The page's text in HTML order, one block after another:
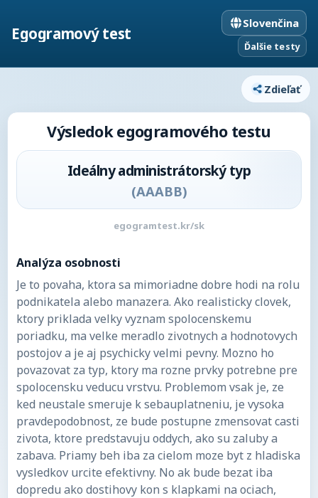
Egogramový test
Slovenčina
Ďalšie testy
Zdieľať
Výsledok egogramového testu
Ideálny administrátorský typ
(AAABB)
egogramtest.kr/sk
Analýza osobnosti
Je to povaha, ktora sa mimoriadne dobre hodi na rolu
podnikatela alebo manazera. Ako realisticky clovek,
ktory priklada velky vyznam spolocenskemu
poriadku, ma velke meradlo zivotnych a hodnotovych
postojov a je aj psychicky velmi pevny. Mozno ho
povazovat za typ, ktory ma rozne prvky potrebne pre
spolocensku veducu vrstvu. Problemom vsak je, ze
ked neustale smeruje k sebauplatneniu, je vysoka
pravdepodobnost, ze bude postupne zmensovat casti
zivota, ktore predstavuju oddych, ako su zaluby a
zabava. Priamy beh iba za cielom moze byt z hladiska
vysledkov urcite efektivny. No ak bude bezat iba
dopredu ako dostihovy kon s klapkami na ociach,